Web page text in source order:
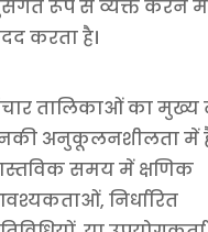
रूप से व्यक्त करने
करता है।
तालिकाओं का मुख्य
अनुकूलनशीलता में
समय में क्षणिक
निर्धारित